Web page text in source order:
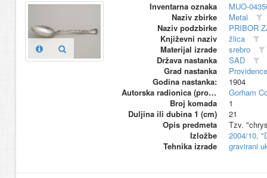
Inventarna oznaka
MUO-
Naziv zbirke
Metal
Naziv podzbirke
PRIBOR
Književni naziv
žlica
Materijal izrade
srebro
Država nastanka
SAD
Grad nastanka
Godina nastanka:
1904
Autorska radionica (proizvođač)
Gorham
Broj komada
1
Duljina ili dubina 1 (cm)
21
Opis predmeta
Tzv.
Izložbe
2004/10,
Tehnika izrade
gravirani